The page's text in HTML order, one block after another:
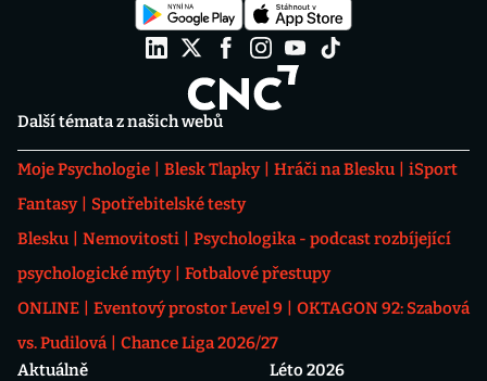
Další témata z našich webů
Moje Psychologie Blesk Tlapky Hráči na Blesku
iSport
Fantasy
Spotřebitelské testy
Blesku
Nemovitosti
Psychologika - podcast rozbíjející
psychologické mýty
Fotbalové přestupy
ONLINE
Eventový prostor Level 9
OKTAGON 92: Szabová
vs. Pudilová
Chance Liga 2026/27
Aktuálně
Léto 2026